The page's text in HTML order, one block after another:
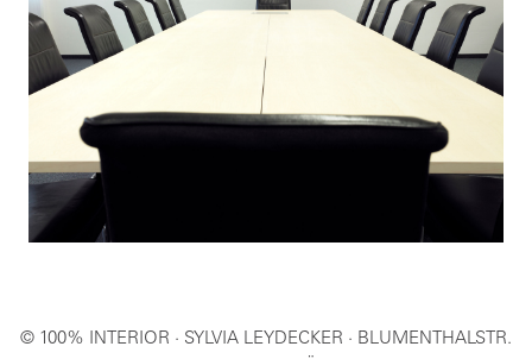
© 100% INTERIOR · SYLVIA LEYDECKER · BLUMENTHALSTR.